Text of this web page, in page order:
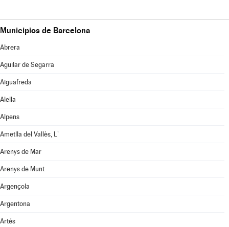
Municipios de Barcelona
Abrera
Aguilar de Segarra
Aiguafreda
Alella
Alpens
Ametlla del Vallès, L'
Arenys de Mar
Arenys de Munt
Argençola
Argentona
Artés